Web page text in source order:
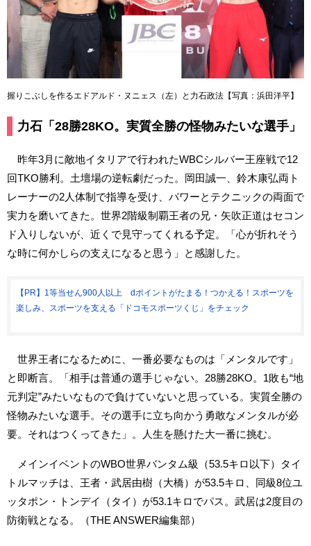
握りこぶしを作るエドアルド・ヌニェス（左）と力石政法【写真：浜田洋平】
力石「28勝28KO。実質全勝の怪物みたいな選手」
昨年3月に敵地イタリアで行われたWBCシルバー王座戦で12
回TKO勝利。土壇場の逆転劇だった。岡田誠一、鈴木康弘両ト
レーナーの2人体制で指導を受け、パワーとテクニックの両面で
実力を磨いてきた。世界2階級制覇王者の兄・矢吹正道はセコン
ド入りしないが、近くで見守ってくれる予定。「心が折れそう
な時に何かしらの支えになると思う」と感謝した。
【PR】1等当せん900人以上 dポイントがたまる！つかえる！スポーツを
楽しみ、スポーツを支える「ドコモスポーツくじ」をチェック
世界王者になるために、一番必要なものは「メンタルです」
と即断言。「相手は普通の選手じゃない。28勝28KO。1敗も“地
元判定”みたいなもので負けていないと思っている。実質全勝の
怪物みたいな選手。その選手に立ち向かう勇敢なメンタルが必
要。それはつくってきた」。人生を懸けた大一番に挑む。
メインイベントのWBO世界バンタム級（53.5キロ以下）タイ
トルマッチは、王者・武居由樹（大橋）が53.5キロ、同級8位ユ
ッタポン・トンデイ（タイ）が53.1キロでパス。武居は2度目の
防衛戦となる。（THE ANSWER編集部）